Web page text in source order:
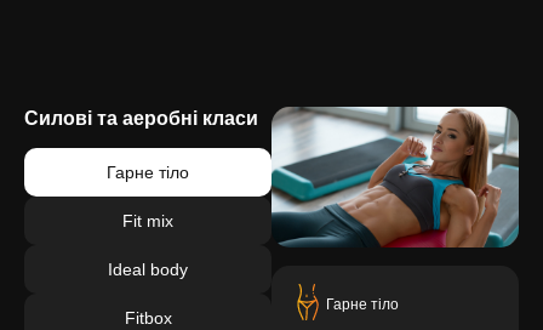
Силові та аеробні класи
Гарне тіло
Fit mix
Ideal body
Fitbox
Гарне тіло